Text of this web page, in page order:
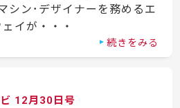
シン･デザイナーを務めるエ
イが・・・
続きをみる
12月30日号